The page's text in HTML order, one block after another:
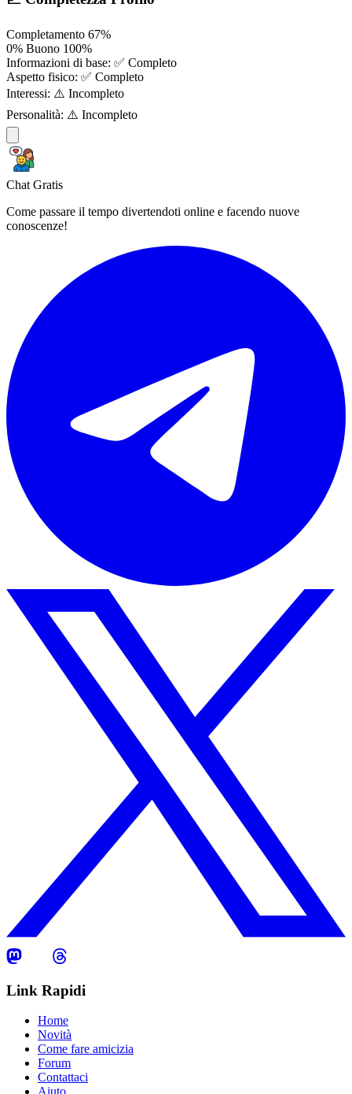
Completamento 67%
0% Buono 100%
Informazioni di base: ✅ Completo
Aspetto fisico: ✅ Completo
Interessi: ⚠️ Incompleto
Personalità: ⚠️ Incompleto
Chat Gratis
Come passare il tempo divertendoti online e facendo nuove
conoscenze!
Link Rapidi
Home
Novità
Come fare amicizia
Forum
Contattaci